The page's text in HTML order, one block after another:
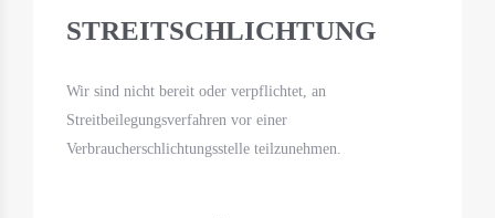
STREITSCHLICHTUNG
Wir sind nicht bereit oder verpflichtet, an
Streitbeilegungsverfahren vor einer
Verbraucherschlichtungsstelle teilzunehmen.